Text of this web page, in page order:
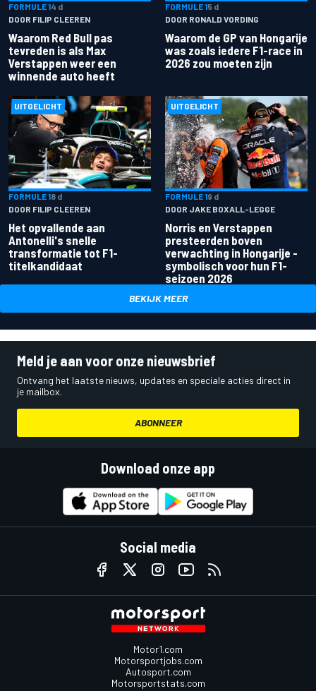
FORMULE 14 d
DOOR FILIP CLEEREN
Waarom Red Bull pas
tevreden is als Max
Verstappen weer een
winnende auto heeft
FORMULE 15 d
DOOR RONALD VORDING
Waarom de GP van Hongarije
was zoals iedere F1-race in
2026 zou moeten zijn
UITGELICHT
FORMULE 18 d
DOOR FILIP CLEEREN
Het opvallende aan
Antonelli's snelle
transformatie tot F1-
titelkandidaat
UITGELICHT
FORMULE 19 d
DOOR JAKE BOXALL-LEGGE
Norris en Verstappen
presteerden boven
verwachting in Hongarije -
symbolisch voor hun F1-
seizoen 2026
BEKIJK MEER
Meld je aan voor onze nieuwsbrief
Ontvang het laatste nieuws, updates en speciale acties direct in
je mailbox.
ABONNEER
Download onze app
Social media
Motor1.com
Motorsportjobs.com
Autosport.com
Motorsportstats.com